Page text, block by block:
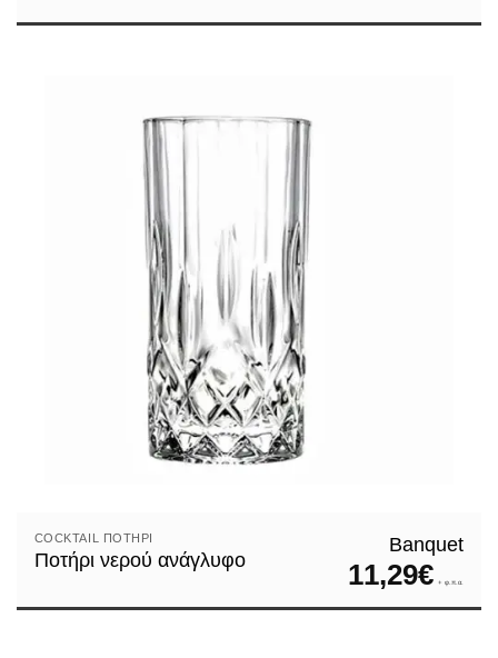
COCKTAIL ΠΟΤΉΡΙ
Ποτήρι νερού ανάγλυφο
Banquet
11,29€ + φ.π.α.